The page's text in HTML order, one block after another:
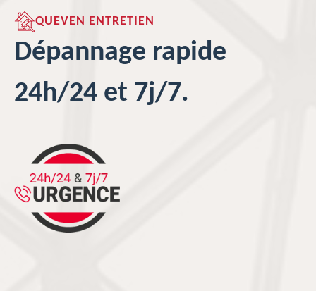
QUEVEN ENTRETIEN
Dépannage rapide
24h/24 et 7j/7.